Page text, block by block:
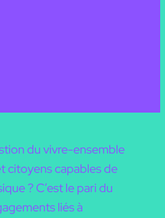
du vivre-ensemble
citoyens capables de
? C’est le pari du
liés à